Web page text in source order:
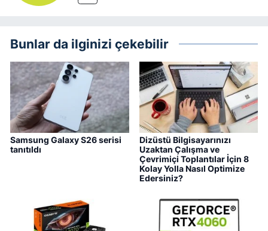
Bunlar da ilginizi çekebilir
Samsung Galaxy S26 serisi
tanıtıldı
Dizüstü Bilgisayarınızı
Uzaktan Çalışma ve
Çevrimiçi Toplantılar İçin 8
Kolay Yolla Nasıl Optimize
Edersiniz?